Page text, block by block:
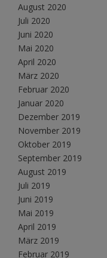
August 2020
Juli 2020
Juni 2020
Mai 2020
April 2020
März 2020
Februar 2020
Januar 2020
Dezember 2019
November 2019
Oktober 2019
September 2019
August 2019
Juli 2019
Juni 2019
Mai 2019
April 2019
März 2019
Februar 2019